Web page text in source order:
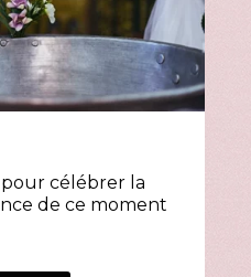
pour célébrer la
de ce moment